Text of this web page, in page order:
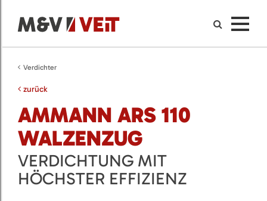
Verdichter
zurück
AMMANN ARS 110
WALZENZUG
VERDICHTUNG MIT
HÖCHSTER EFFIZIENZ